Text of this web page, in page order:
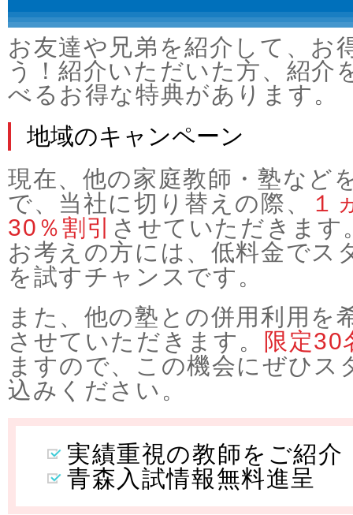
お友達や兄弟を紹介して、お
う！紹介いただいた方、紹介
べるお得な特典があります。
地域のキャンペーン
現在、他の家庭教師・塾など
で、当社に切り替えの際、
１
30％割引
させていただきます
お考えの方には、低料金でス
を試すチャンスです。
また、他の塾との併用利用を
させていただきます。
限定30
ますので、この機会にぜひス
込みください。
実績重視の教師をご紹介
青森入試情報無料進呈